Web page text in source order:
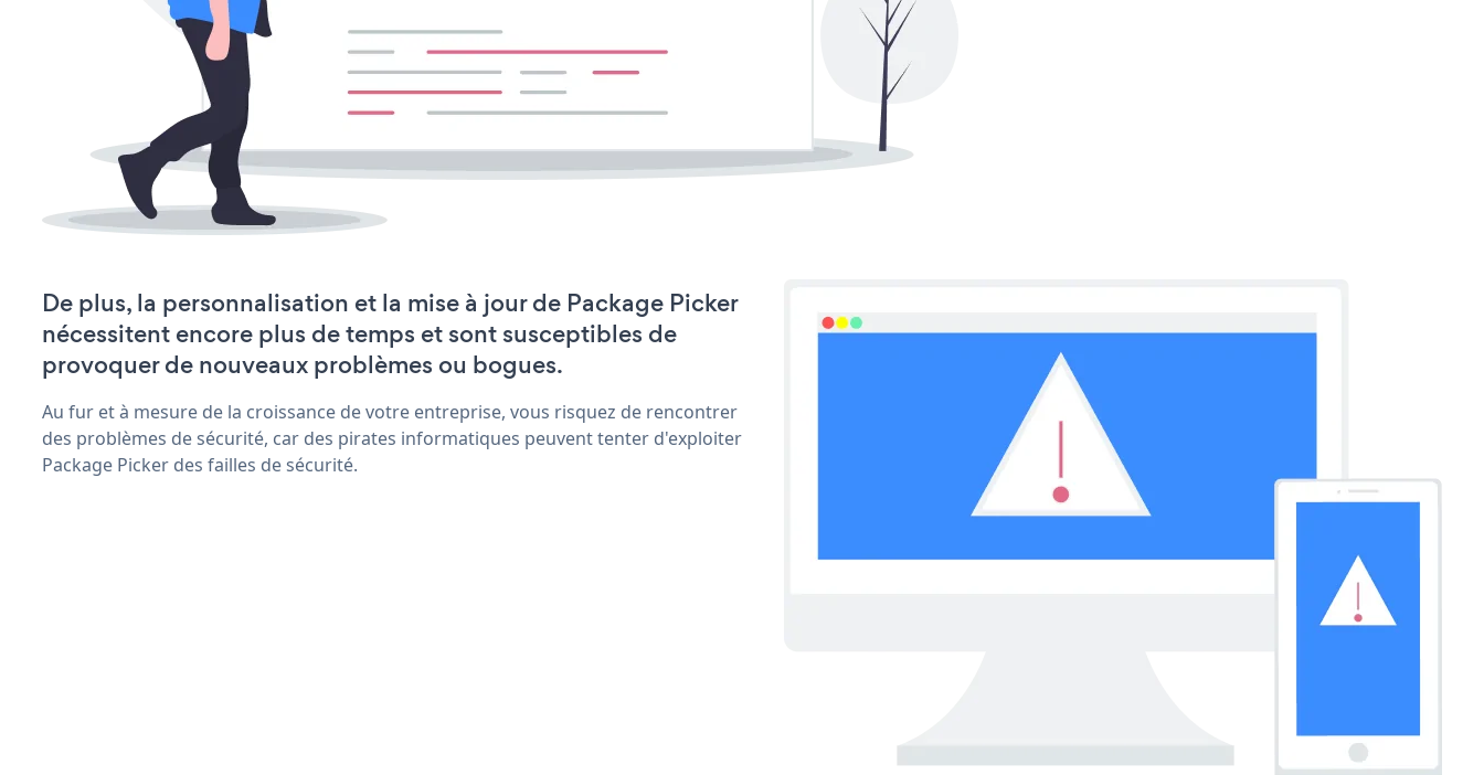
De plus, la personnalisation et la mise à jour de Package Picker
nécessitent encore plus de temps et sont susceptibles de
provoquer de nouveaux problèmes ou bogues.
Au fur et à mesure de la croissance de votre entreprise, vous risquez de rencontrer
des problèmes de sécurité, car des pirates informatiques peuvent tenter d'exploiter
Package Picker des failles de sécurité.